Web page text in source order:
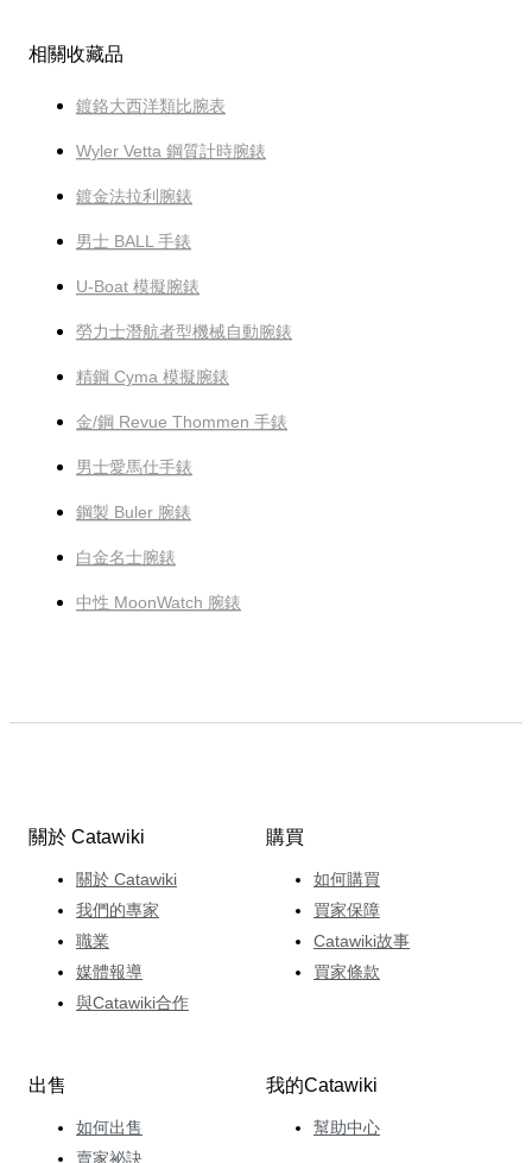
相關收藏品
鍍鉻大西洋類比腕表
Wyler Vetta 鋼質計時腕錶
鍍金法拉利腕錶
男士 BALL 手錶
U-Boat 模擬腕錶
勞力士潛航者型機械自動腕錶
精鋼 Cyma 模擬腕錶
金/鋼 Revue Thommen 手錶
男士愛馬仕手錶
鋼製 Buler 腕錶
白金名士腕錶
中性 MoonWatch 腕錶
關於 Catawiki
關於 Catawiki
我們的專家
職業
媒體報導
與Catawiki合作
購買
如何購買
買家保障
Catawiki故事
買家條款
出售
如何出售
賣家祕訣
我的Catawiki
幫助中心